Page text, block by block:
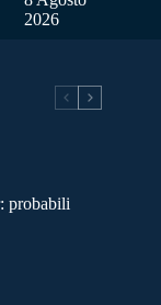
2026
probabili